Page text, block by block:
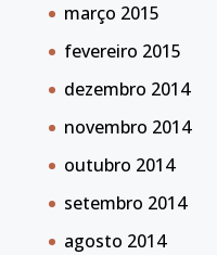
março 2015
fevereiro 2015
dezembro 2014
novembro 2014
outubro 2014
setembro 2014
agosto 2014